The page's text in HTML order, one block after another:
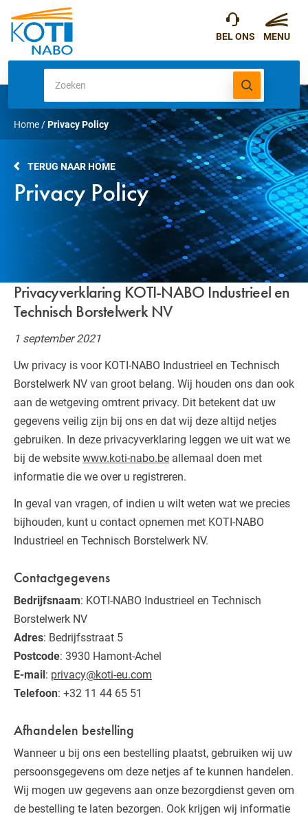
Home /Privacy Policy
TERUG NAAR HOME
Privacy Policy
Privacyverklaring KOTI-NABO Industrieel en
Technisch Borstelwerk NV
1 september 2021
Uw privacy is voor KOTI-NABO Industrieel en Technisch
Borstelwerk NV van groot belang. Wij houden ons dan ook
aan de wetgeving omtrent privacy. Dit betekent dat uw
gegevens veilig zijn bij ons en dat wij deze altijd netjes
gebruiken. In deze privacyverklaring leggen we uit wat we
bij de website www.koti-nabo.be allemaal doen met
informatie die we over u registreren.
In geval van vragen, of indien u wilt weten wat we precies
bijhouden, kunt u contact opnemen met KOTI-NABO
Industrieel en Technisch Borstelwerk NV.
Contactgegevens
Bedrijfsnaam: KOTI-NABO Industrieel en Technisch
Borstelwerk NV
Adres: Bedrijfsstraat 5
Postcode: 3930 Hamont-Achel
E-mail: privacy@koti-eu.com
Telefoon: +32 11 44 65 51
Afhandelen bestelling
Wanneer u bij ons een bestelling plaatst, gebruiken wij uw
persoonsgegevens om deze netjes af te kunnen handelen.
Wij mogen uw gegevens aan onze bezorgdienst geven om
de bestelling te laten bezorgen. Ook krijgen wij informatie